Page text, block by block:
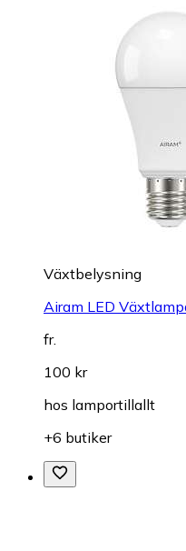
Växtbelysning
Airam LED
fr.
100 kr
hos lamportillallt
+6 butiker